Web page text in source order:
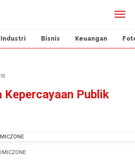
Industri Bisnis Keuangan
Kepercayaan Publik